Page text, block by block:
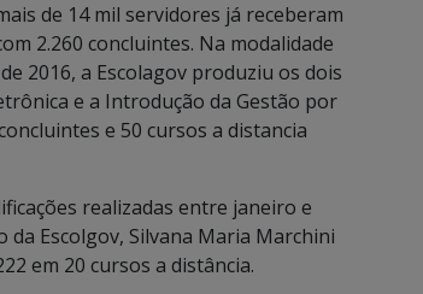
de 14 mil servidores já receberam
2.260 concluintes. Na modalidade
2016, a Escolagov produziu os dois
e a Introdução da Gestão por
e 50 cursos a distancia
realizadas entre janeiro e
da Escolgov, Silvana Maria Marchini
em 20 cursos a distância.